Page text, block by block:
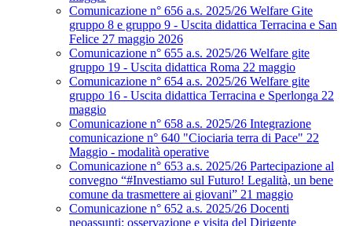
Comunicazione n° 656 a.s. 2025/26 Welfare Gite
gruppo 8 e gruppo 9 - Uscita didattica Terracina e San
Felice 27 maggio 2026
Comunicazione n° 655 a.s. 2025/26 Welfare gite
gruppo 19 - Uscita didattica Roma 22 maggio
Comunicazione n° 654 a.s. 2025/26 Welfare gite
gruppo 16 - Uscita didattica Terracina e Sperlonga 22
maggio
Comunicazione n° 658 a.s. 2025/26 Integrazione
comunicazione n° 640 "Ciociaria terra di Pace" 22
Maggio - modalità operative
Comunicazione n° 653 a.s. 2025/26 Partecipazione al
convegno “#Investiamo sul Futuro! Legalità, un bene
comune da trasmettere ai giovani” 21 maggio
Comunicazione n° 652 a.s. 2025/26 Docenti
neoassunti: osservazione e visita del Dirigente